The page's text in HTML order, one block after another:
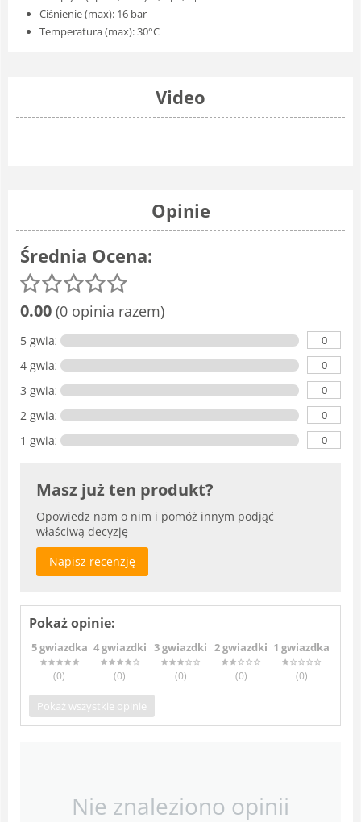
Ciśnienie (max): 16 bar
Temperatura (max): 30°C
Video
Opinie
Średnia Ocena:
0.00 (0 opinia razem)
5 gwiazdka 0
4 gwiazdki 0
3 gwiazdki 0
2 gwiazdki 0
1 gwiazdka 0
Masz już ten produkt?
Opowiedz nam o nim i pomóż innym podjąć
właściwą decyzję
Napisz recenzję
Pokaż opinie:
5 gwiazdka
(0)
4 gwiazdki
(0)
3 gwiazdki
(0)
2 gwiazdki
(0)
1 gwiazdka
(0)
Pokaż wszystkie opinie
Nie znaleziono opinii